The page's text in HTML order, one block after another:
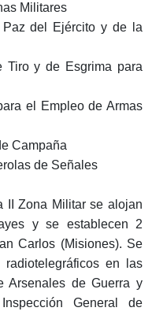
Militares
Paz del Ejército y de la
Tiro y de Esgrima para
el Empleo de Armas
Campaña
de Señales
II Zona Militar se alojan
y se establecen 2
Carlos (Misiones). Se
en las
Arsenales de Guerra y
General de